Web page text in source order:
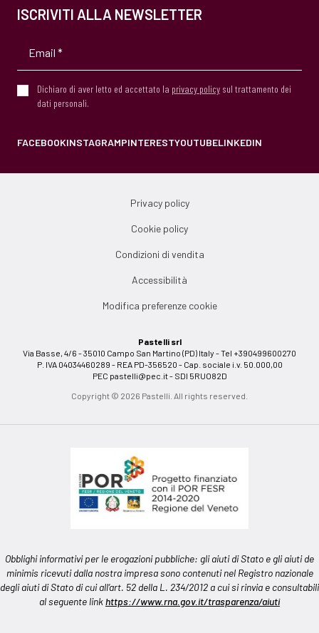
ISCRIVITI ALLA NEWSLETTER
Dichiaro di aver letto ed accettato la privacy policy sul trattamento dei
dati personali.
FACEBOOKINSTAGRAMPINTERESTYOUTUBELINKEDIN
Privacy policy
Cookie policy
Condizioni di vendita
Accessibilità
Modifica preferenze cookie
Pastelli srl
Via Basse, 4/6 - 35010 Campo San Martino (PD) Italy - Tel +390499600270
P. IVA 04034460289 - REA PD-356520 - Cap. sociale i.v. 50.000,00
PEC pastelli@pec.it- SDI 5RUO82D
Copyright © 2026 Pastelli. All rights reserved.
Obblighi informativi per le erogazioni pubbliche: gli aiuti di Stato e gli aiuti de
minimis ricevuti dalla nostra impresa sono contenuti nel Registro nazionale
degli aiuti di Stato di cui all’art. 52 della L. 234/2012 a cui si rinvia e consultabili
al seguente linkhttps://www.rna.gov.it/trasparenza/aiuti